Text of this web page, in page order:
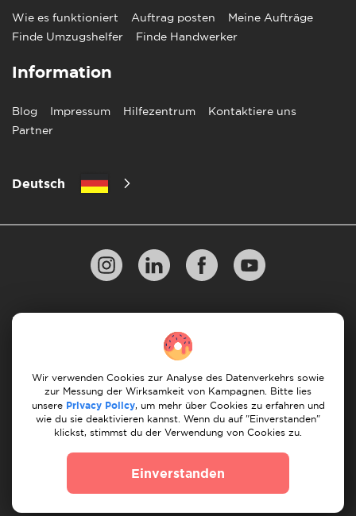
Wie es funktioniert Auftrag posten
Meine Aufträge
Finde Umzugshelfer
Finde Handwerker
Information
Blog Impressum Hilfezentrum
Kontaktiere uns
Partner
Deutsch
Links enthalten, was unsere redaktionelle Integrität nicht
beeinträchtigt, aber Wachstumschancen bietet.
Datenschutzbestimmungen
10 Regeln für einen erfolgreichen Umzug
Zahlungsrichtlinien Bedingungen & Konditionen
Stornierung & Rückerstattung
Wir verwenden Cookies zur Analyse des Datenverkehrs sowie
zur Messung der Wirksamkeit von Kampagnen. Bitte lies
unsere Privacy Policy, um mehr über Cookies zu erfahren und
wie du sie deaktivieren kannst. Wenn du auf "Einverstanden"
klickst, stimmst du der Verwendung von Cookies zu.
Einverstanden